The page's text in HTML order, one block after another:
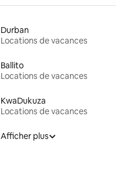
Durban
Locations de vacances
Ballito
Locations de vacances
KwaDukuza
Locations de vacances
Afficher plus